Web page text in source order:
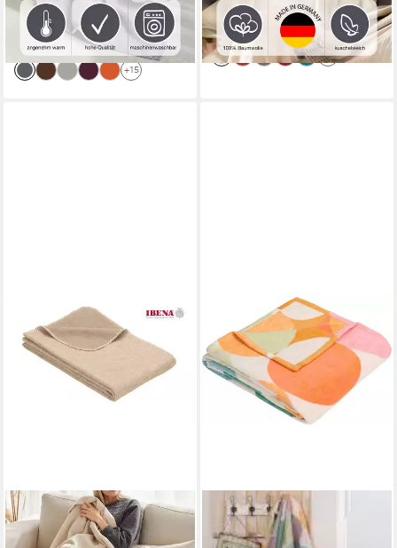
ab 26,62 € UVP 29,99 €
-11%
lieferbar - in 3-4 Werktagen bei dir
+15
lieferbar - in 4-5 Werktagen bei dir
+7